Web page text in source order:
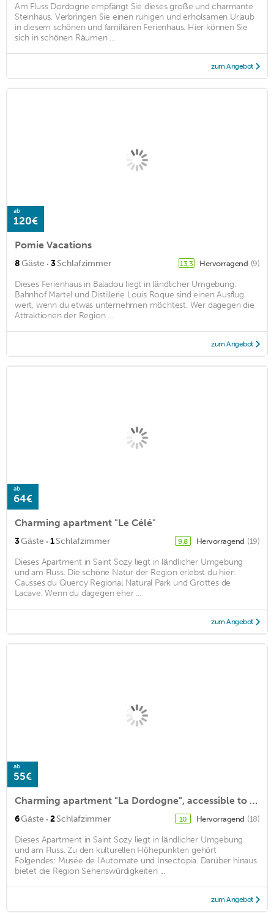
Am Fluss Dordogne empfängt Sie dieses große und charmante
Steinhaus. Verbringen Sie einen ruhigen und erholsamen Urlaub
in diesem schönen und familiären Ferienhaus. Hier können Sie
sich in schönen Räumen ...
zum Angebot
ab
120€
Pomie Vacations
8Gäste · 3Schlafzimmer 13,3 Hervorragend (9)
Dieses Ferienhaus in Baladou liegt in ländlicher Umgebung.
Bahnhof Martel und Distillerie Louis Roque sind einen Ausflug
wert, wenn du etwas unternehmen möchtest. Wer dagegen die
Attraktionen der Region ...
zum Angebot
ab
64€
Charming apartment "Le Célé"
3Gäste · 1Schlafzimmer 9,8 Hervorragend (19)
Dieses Apartment in Saint Sozy liegt in ländlicher Umgebung
und am Fluss. Die schöne Natur der Region erlebst du hier:
Causses du Quercy Regional Natural Park und Grottes de
Lacave. Wenn du dagegen eher ...
zum Angebot
ab
55€
Charming apartment "La Dordogne", accessible to people with reduced mobility
6Gäste · 2Schlafzimmer 10 Hervorragend (18)
Dieses Apartment in Saint Sozy liegt in ländlicher Umgebung
und am Fluss. Zu den kulturellen Höhepunkten gehört
Folgendes: Musée de l'Automate und Insectopia. Darüber hinaus
bietet die Region Sehenswürdigkeiten ...
zum Angebot